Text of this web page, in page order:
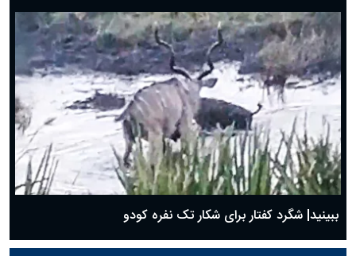
ببینید| شگرد کفتار برای شکار تک نفره کودو